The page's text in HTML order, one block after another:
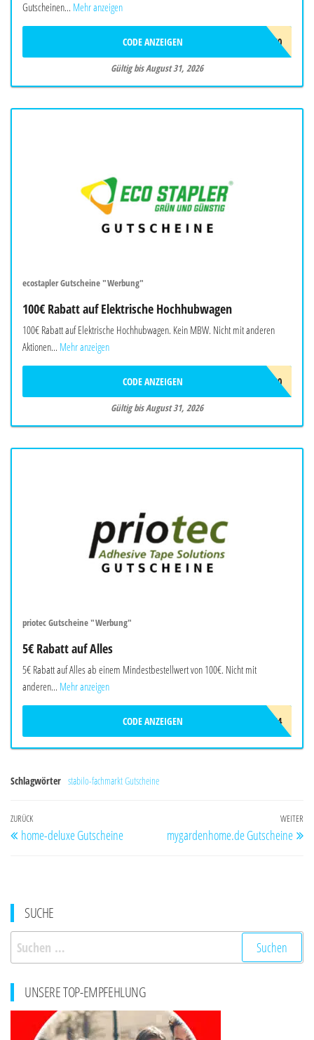
Gutscheinen... Mehr anzeigen
EHUB50
CODE ANZEIGEN
Gültig bis August 31, 2026
ecostapler Gutscheine "Werbung"
100€ Rabatt auf Elektrische Hochhubwagen
100€ Rabatt auf Elektrische Hochhubwagen. Kein MBW. Nicht mit anderen
Aktionen... Mehr anzeigen
EHOCH100
CODE ANZEIGEN
Gültig bis August 31, 2026
priotec Gutscheine "Werbung"
5€ Rabatt auf Alles
5€ Rabatt auf Alles ab einem Mindestbestellwert von 100€. Nicht mit
anderen... Mehr anzeigen
L9T5Y8S4
CODE ANZEIGEN
Schlagwörter stabilo-fachmarkt Gutscheine
Beitragsnavigation
Vorheriger
Beitrag
ZURÜCK
home-deluxe Gutscheine
WEITER
mygardenhome.de Gutscheine
SUCHE
Suchen
nach:
UNSERE TOP-EMPFEHLUNG